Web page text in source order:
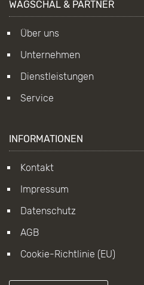
WAGSCHAL & PARTNER
Über uns
Unternehmen
Dienstleistungen
Service
INFORMATIONEN
Kontakt
Impressum
Datenschutz
AGB
Cookie-Richtlinie (EU)